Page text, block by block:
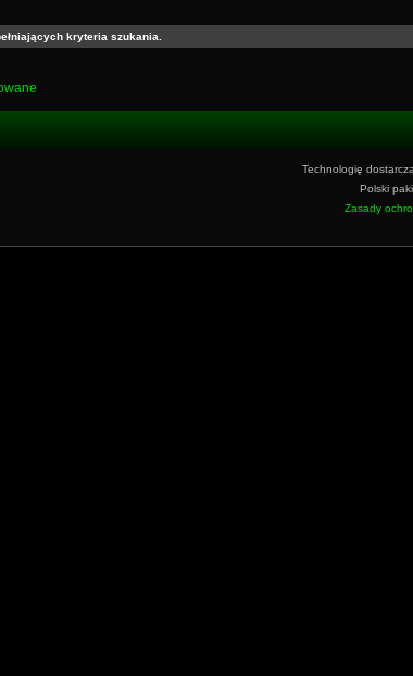
kryteria szukania.
Technologię dostarcza
Polski
Zasady